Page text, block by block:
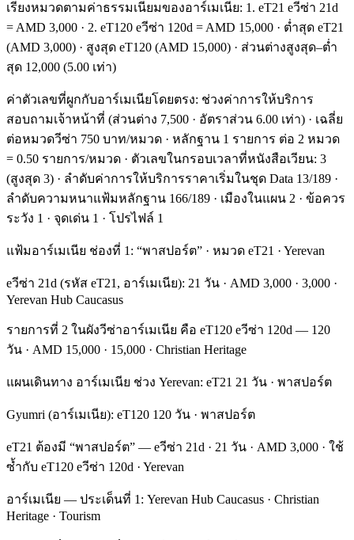
เรียงหมวดตามค่าธรรมเนียมของอาร์เมเนีย: 1. eT21 eวีซ่า 21d
= AMD 3,000 · 2. eT120 eวีซ่า 120d = AMD 15,000 · ต่ำสุด eT21
(AMD 3,000) · สูงสุด eT120 (AMD 15,000) · ส่วนต่างสูงสุด–ต่ำ
สุด 12,000 (5.00 เท่า)
ค่าตัวเลขที่ผูกกับอาร์เมเนียโดยตรง: ช่วงค่าการให้บริการ
สอบถามเจ้าหน้าที่ (ส่วนต่าง 7,500 · อัตราส่วน 6.00 เท่า) · เฉลี่ย
ต่อหมวดวีซ่า 750 บาท/หมวด · หลักฐาน 1 รายการ ต่อ 2 หมวด
= 0.50 รายการ/หมวด · ตัวเลขในกรอบเวลาที่หนังสือเวียน: 3
(สูงสุด 3) · ลำดับค่าการให้บริการราคาเริ่มในชุด Data 13/189 ·
ลำดับความหนาแฟ้มหลักฐาน 166/189 · เมืองในแผน 2 · ข้อควร
ระวัง 1 · จุดเด่น 1 · โปรไฟล์ 1
แฟ้มอาร์เมเนีย ช่องที่ 1: “พาสปอร์ต” · หมวด eT21 · Yerevan
eวีซ่า 21d (รหัส eT21, อาร์เมเนีย): 21 วัน · AMD 3,000 · 3,000 ·
Yerevan Hub Caucasus
รายการที่ 2 ในผังวีซ่าอาร์เมเนีย คือ eT120 eวีซ่า 120d — 120
วัน · AMD 15,000 · 15,000 · Christian Heritage
แผนเดินทาง อาร์เมเนีย ช่วง Yerevan: eT21 21 วัน · พาสปอร์ต
Gyumri (อาร์เมเนีย): eT120 120 วัน · พาสปอร์ต
eT21 ต้องมี “พาสปอร์ต” — eวีซ่า 21d · 21 วัน · AMD 3,000 · ใช้
ซ้ำกับ eT120 eวีซ่า 120d · Yerevan
อาร์เมเนีย — ประเด็นที่ 1: Yerevan Hub Caucasus · Christian
Heritage · Tourism